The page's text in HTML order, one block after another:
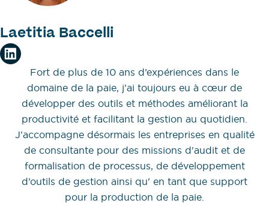
Laetitia Baccelli
Fort de plus de 10 ans d’expériences dans le
domaine de la paie, j'ai toujours eu à cœur de
développer des outils et méthodes améliorant la
productivité et facilitant la gestion au quotidien.
J'accompagne désormais les entreprises en qualité
de consultante pour des missions d'audit et de
formalisation de processus, de développement
d’outils de gestion ainsi qu' en tant que support
pour la production de la paie.